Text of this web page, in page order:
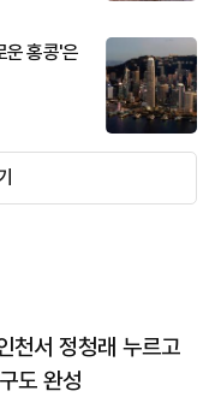
운 홍콩'은
천서 정청래 누르고
도 완성